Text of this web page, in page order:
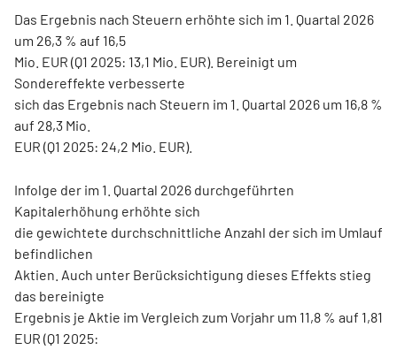
Das Ergebnis nach Steuern erhöhte sich im 1. Quartal 2026
um 26,3 % auf 16,5
Mio. EUR (Q1 2025: 13,1 Mio. EUR). Bereinigt um
Sondereffekte verbesserte
sich das Ergebnis nach Steuern im 1. Quartal 2026 um 16,8 %
auf 28,3 Mio.
EUR (Q1 2025: 24,2 Mio. EUR).
Infolge der im 1. Quartal 2026 durchgeführten
Kapitalerhöhung erhöhte sich
die gewichtete durchschnittliche Anzahl der sich im Umlauf
befindlichen
Aktien. Auch unter Berücksichtigung dieses Effekts stieg
das bereinigte
Ergebnis je Aktie im Vergleich zum Vorjahr um 11,8 % auf 1,81
EUR (Q1 2025: